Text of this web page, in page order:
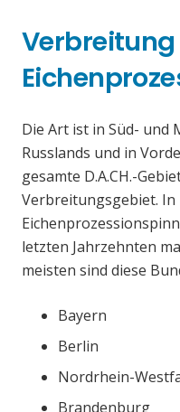
Verbreitung
Die Art ist in Süd- und
Russlands und in
gesamte D.A.CH.-
Verbreitungsgebiet. In
letzten Jahrzehnten
meisten sind diese
Bayern
Berlin
Nordrhein-
Brandenburg